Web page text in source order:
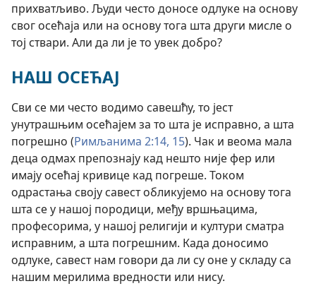
прихватљиво. Људи често доносе одлуке на основу
свог осећаја или на основу тога шта други мисле о
тој ствари. Али да ли је то увек добро?
НАШ ОСЕЋАЈ
Сви се ми често водимо савешћу, то јест
унутрашњим осећајем за то шта је исправно, а шта
погрешно (Римљанима 2:14, 15). Чак и веома мала
деца одмах препознају кад нешто није фер или
имају осећај кривице кад погреше. Током
одрастања своју савест обликујемо на основу тога
шта се у нашој породици, међу вршњацима,
професорима, у нашој религији и култури сматра
исправним, а шта погрешним. Када доносимо
одлуке, савест нам говори да ли су оне у складу са
нашим мерилима вредности или нису.